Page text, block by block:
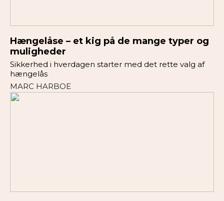
Hængelåse – et kig på de mange typer og
muligheder
Sikkerhed i hverdagen starter med det rette valg af
hængelås
MARC HARBOE